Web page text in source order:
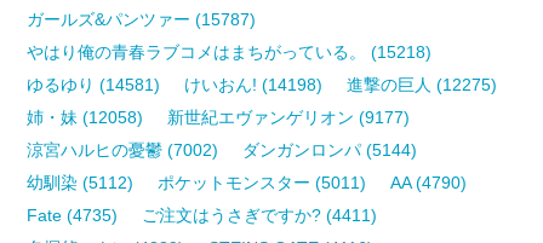
ガールズ&パンツァー (15787)
やはり俺の青春ラブコメはまちがっている。 (15218)
ゆるゆり (14581)
けいおん! (14198)
進撃の巨人 (12275)
姉・妹 (12058)
新世紀エヴァンゲリオン (9177)
涼宮ハルヒの憂鬱 (7002)
ダンガンロンパ (5144)
幼馴染 (5112)
ポケットモンスター (5011)
AA (4790)
Fate (4735)
ご注文はうさぎですか? (4411)